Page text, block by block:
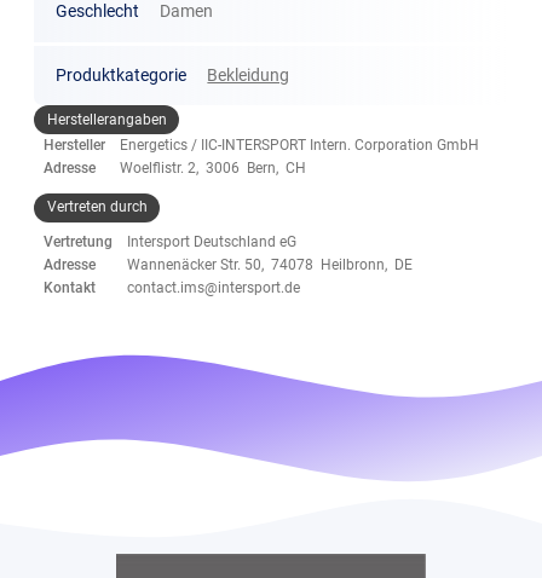
Geschlecht Damen
Produktkategorie Bekleidung
Herstellerangaben
Hersteller
Energetics / IIC-INTERSPORT Intern. Corporation GmbH
Adresse
Woelflistr. 2, 3006 Bern, CH
Vertreten durch
Vertretung
Intersport Deutschland eG
Adresse
Wannenäcker Str. 50, 74078 Heilbronn, DE
Kontakt
contact.ims@intersport.de